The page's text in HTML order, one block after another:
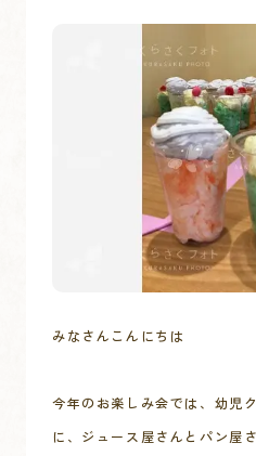
みなさんこんにちは
今年のお楽しみ会では、幼児
に、ジュース屋さんとパン屋